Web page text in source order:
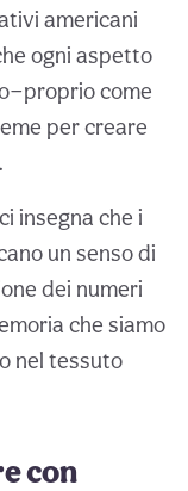
americani
ogni aspetto
come
per creare
insegna che i
un senso di
dei numeri
che siamo
nel tessuto
con